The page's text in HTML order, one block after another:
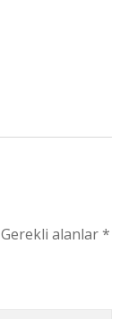
Gerekli alanlar*